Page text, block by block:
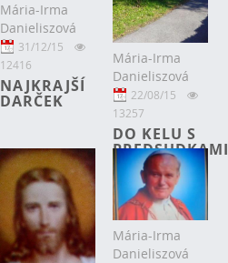
Mária-Irma
Danieliszová
31/12/15
12416
NAJKRAJŠÍ
DARČEK
Mária-Irma
Danieliszová
22/08/15
13257
DO KELU S
PREDSUDKAMI
Mária-Irma
Danieliszová